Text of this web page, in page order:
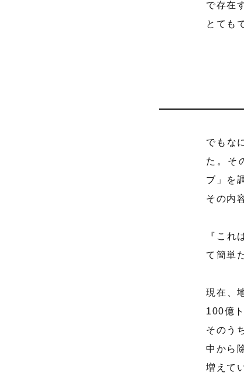
で存在
とても
でもな
た。そ
ブ」を
その内
『これ
て簡単
現在、
100億
そのう
中から
増えて